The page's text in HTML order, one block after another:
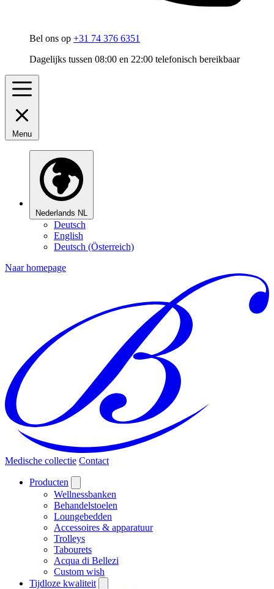
Bel ons op +31 74 376 6351
Dagelijks tussen 08:00 en 22:00 telefonisch bereikbaar
Menu
Nederlands NL
Deutsch
English
Deutsch (Österreich)
Naar homepage
Medische collectie Contact
Producten
Wellnessbanken
Behandelstoelen
Loungebedden
Accessoires & apparatuur
Trolleys
Tabourets
Acqua di Bellezi
Custom wish
Tijdloze kwaliteit